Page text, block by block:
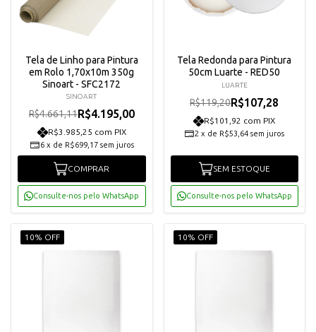
Tela de Linho para Pintura
em Rolo 1,70x10m 350g
Sinoart - SFC2172
SINOART
R$4.661,11R$4.195,00
R$3.985,25 com PIX
6 x de R$699,17 sem juros
COMPRAR
Consulte-nos pelo WhatsApp
Tela Redonda para Pintura
50cm Luarte - RED50
LUARTE
R$119,20R$107,28
R$101,92 com PIX
2 x de R$53,64 sem juros
SEM ESTOQUE
Consulte-nos pelo WhatsApp
10% OFF 10% OFF